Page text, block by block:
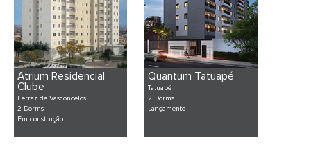
Atrium Residencial
Clube
Ferraz de Vasconcelos
2 Dorms
Em construção
Quantum Tatuapé
Tatuapé
2 Dorms
Lançamento